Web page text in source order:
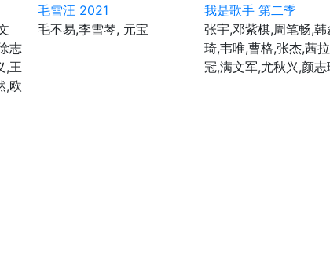
第20240113期 第20240114期 第20240115期
第20240119期 第20240121期
第20240125期 第20240127期
志
,王
,欧
毛雪汪 2021
毛不易,李雪琴, 元宝
我是歌手 第二季
张宇,邓紫棋,周笔畅,韩
琦,韦唯,曹格,张杰,茜
冠,满文军,尤秋兴,颜志